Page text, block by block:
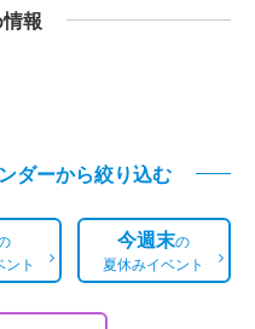
報
ダーから絞り込む
ト
今週末の
夏休みイベント